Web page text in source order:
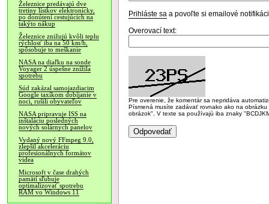
Železnice predávajú dve
tretiny lístkov elektronicky,
po donútení cestujúcich na
takýto nákup
Železnice znižujú kvôli teplu
rýchlosť iba na 50 km/h,
spôsobuje to meškanie
NASA na diaľku na sonde
Voyager 2 úspešne znížila
spotrebu
Súd zakázal samojazdiacim
Google taxíkom dobíjanie v
noci, rušili obyvateľov
NASA pripravuje ISS na
inštaláciu posledných
nových solárnych panelov
Vydaný nový FFmpeg 9.0,
zlepšil akceleráciu
profesionálnych formátov
videa
Microsoft v čase drahých
pamätí sľubuje
optimalizovať spotrebu
RAM vo Windows 11
Prihláste sa a povoľte si emailové
Overovací text:
Pre overenie, že komentár sa nepridáva
Písmená musíte zadávať rovnako ako na
obrázok". V texte sa používajú iba znaky